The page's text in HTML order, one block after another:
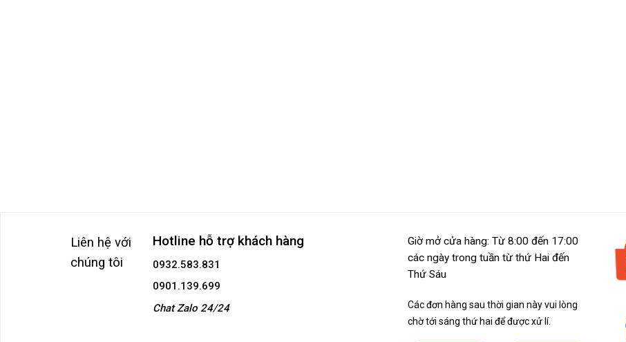
Liên hệ với
chúng tôi
Hotline hỗ trợ khách hàng
0932.583.831
0901.139.699
Chat Zalo 24/24
Giờ mở cửa hàng: Từ 8:00 đến 17:00
các ngày trong tuần từ thứ Hai đến
Thứ Sáu
Các đơn hàng sau thời gian này vui lòng
chờ tới sáng thứ hai để được xử lí.